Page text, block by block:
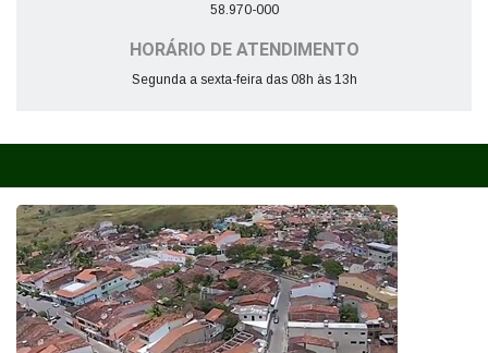
58.970-000
HORÁRIO DE ATENDIMENTO
Segunda a sexta-feira das 08h às 13h